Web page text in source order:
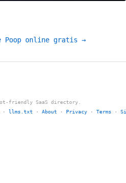
Poop online gratis →
friendly SaaS directory.
· llms.txt · About · Privacy · Terms ·